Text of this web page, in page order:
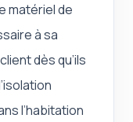
matériel de
à sa
dès qu’ils
l’habitation